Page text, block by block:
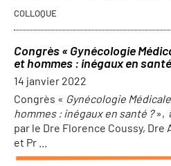
COLLOQUE
Congrès « Gynécologie
et hommes : inégaux en
14 janvier 2022
Congrès « Gynécologie
hommes : inégaux en santé ?»,
par le Dre Florence Coussy,
et Pr ...